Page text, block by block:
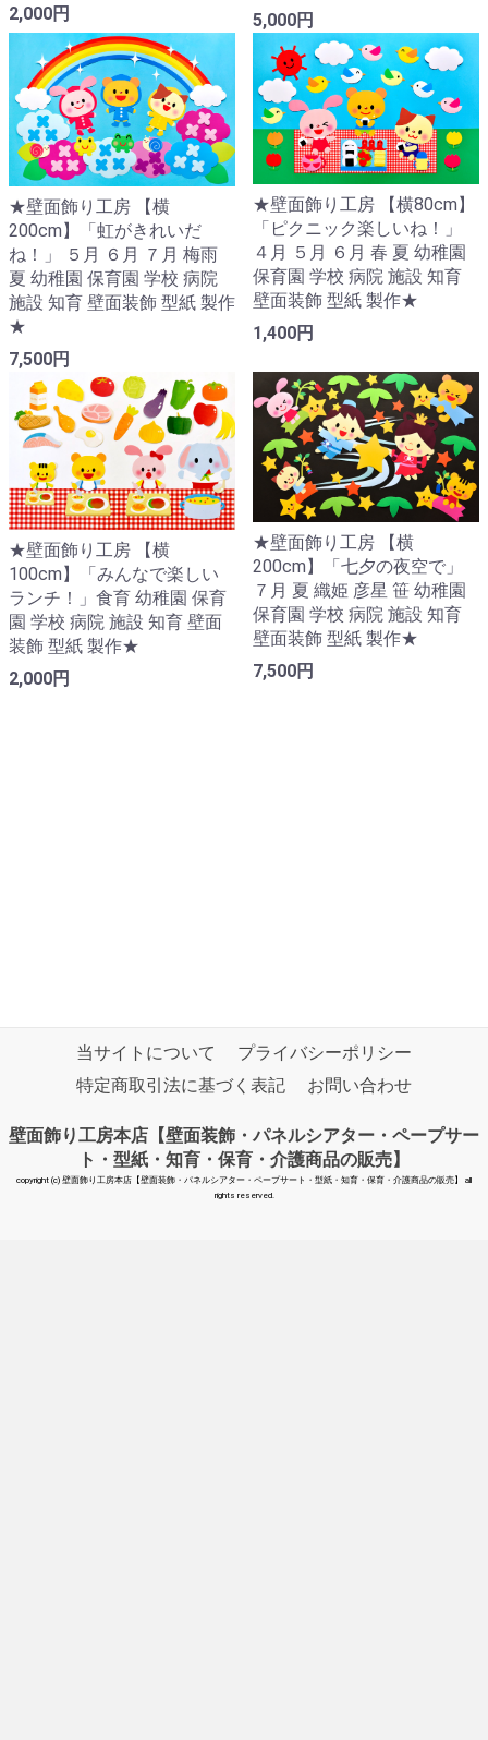
2,000円
5,000円
★壁面飾り工房 【横
200cm】「虹がきれいだ
ね！」 ５月 ６月 ７月 梅雨
夏 幼稚園 保育園 学校 病院
施設 知育 壁面装飾 型紙 製作
★
7,500円
★壁面飾り工房 【横80cm】
「ピクニック楽しいね！」
４月 ５月 ６月 春 夏 幼稚園
保育園 学校 病院 施設 知育
壁面装飾 型紙 製作★
1,400円
★壁面飾り工房 【横
100cm】「みんなで楽しい
ランチ！」食育 幼稚園 保育
園 学校 病院 施設 知育 壁面
装飾 型紙 製作★
2,000円
★壁面飾り工房 【横
200cm】「七夕の夜空で」
７月 夏 織姫 彦星 笹 幼稚園
保育園 学校 病院 施設 知育
壁面装飾 型紙 製作★
7,500円
当サイトについて
プライバシーポリシー
特定商取引法に基づく表記
お問い合わせ
壁面飾り工房本店【壁面装飾・パネルシアター・ペープサー
ト・型紙・知育・保育・介護商品の販売】
copyright (c) 壁面飾り工房本店【壁面装飾・パネルシアター・ペープサート・型紙・知育・保育・介護商品の販売】 all
rights reserved.